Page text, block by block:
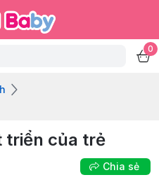
0
triển của trẻ
Chia sẻ